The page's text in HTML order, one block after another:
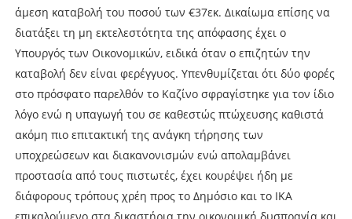
άμεση καταβολή του ποσού των €37εκ. Δικαίωμα επίσης να
διατάξει τη μη εκτελεστότητα της απόφασης έχει ο
Υπουργός των Οικονομικών, ειδικά όταν ο επιζητών την
καταβολή δεν είναι φερέγγυος. Υπενθυμίζεται ότι δύο φορές
στο πρόσφατο παρελθόν το Καζίνο σφραγίστηκε για τον ίδιο
λόγο ενώ η υπαγωγή του σε καθεστώς πτώχευσης καθιστά
ακόμη πιο επιτακτική της ανάγκη τήρησης των
υποχρεώσεων και διακανονισμών ενώ απολαμβάνει
προστασία από τους πιστωτές, έχει κουρέψει ήδη με
διάφορους τρόπους χρέη προς το Δημόσιο και το ΙΚΑ